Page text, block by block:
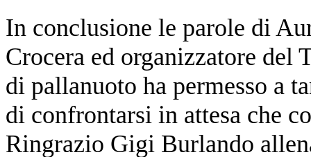
In conclusione le parole di
Crocera ed organizzatore
di pallanuoto ha permesso a
di confrontarsi in attesa che
Ringrazio Gigi Burlando